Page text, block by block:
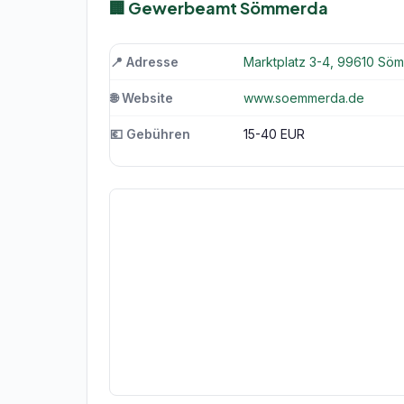
🏢 Gewerbeamt Sömmerda
📍 Adresse Marktplatz 3-4, 99610
🌐 Website www.soemmerda.de
💶 Gebühren 15-40 EUR